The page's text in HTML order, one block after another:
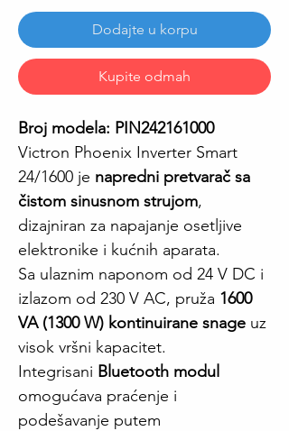
Dodajte u korpu
Kupite odmah
Broj modela: PIN242161000
Victron Phoenix Inverter Smart
24/1600 je napredni pretvarač sa
čistom sinusnom strujom,
dizajniran za napajanje osetljive
elektronike i kućnih aparata.
Sa ulaznim naponom od 24 V DC i
izlazom od 230 V AC, pruža 1600
VA (1300 W) kontinuirane snage uz
visok vršni kapacitet.
Integrisani Bluetooth modul
omogućava praćenje i
podešavanje putem